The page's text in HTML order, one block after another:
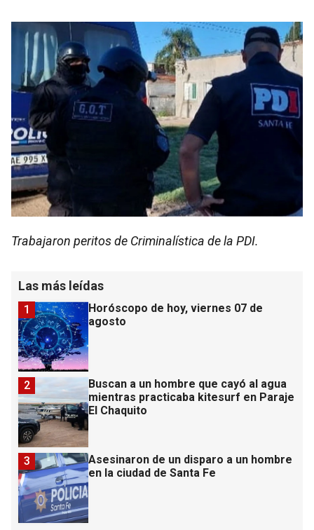
Trabajaron peritos de Criminalística de la PDI.
Las más leídas
Horóscopo de hoy, viernes 07 de
agosto
1
Buscan a un hombre que cayó al agua
mientras practicaba kitesurf en Paraje
El Chaquito
2
Asesinaron de un disparo a un hombre
en la ciudad de Santa Fe
3